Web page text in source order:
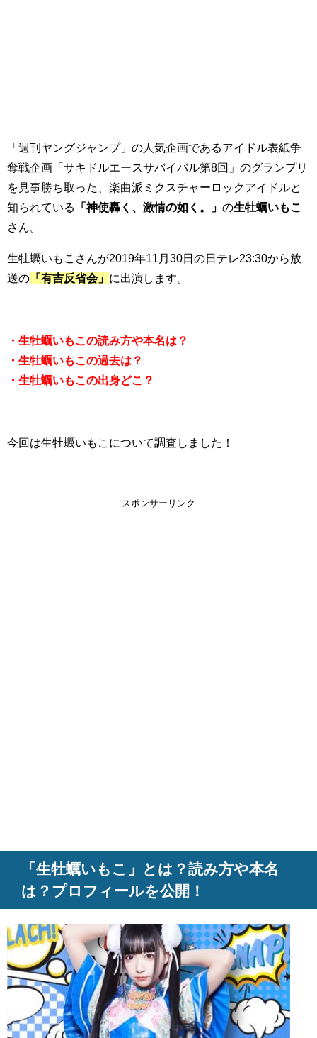
「週刊ヤングジャンプ」の人気企画であるアイドル表紙争
奪戦企画「サキドルエースサバイバル第8回」のグランプリ
を見事勝ち取った、楽曲派ミクスチャーロックアイドルと
知られている
「神使轟く、激情の如く。」 の生牡蠣いもこ
さん。
生牡蠣いもこさんが2019年11月30日の日テレ23:30から放
送の 「有吉反省会」 に出演します。
・生牡蠣いもこの読み方や本名は？
・生牡蠣いもこの過去は？
・生牡蠣いもこの出身どこ？
今回は生牡蠣いもこについて調査しました！
スポンサーリンク
「生牡蠣いもこ」とは？読み方や本名
は？プロフィールを公開！